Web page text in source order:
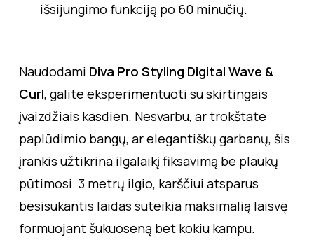
išsijungimo funkciją po 60 minučių.
Naudodami Diva Pro Styling Digital Wave &
Curl, galite eksperimentuoti su skirtingais
įvaizdžiais kasdien. Nesvarbu, ar trokštate
paplūdimio bangų, ar elegantiškų garbanų, šis
įrankis užtikrina ilgalaikį fiksavimą be plaukų
pūtimosi. 3 metrų ilgio, karščiui atsparus
besisukantis laidas suteikia maksimalią laisvę
formuojant šukuoseną bet kokiu kampu.